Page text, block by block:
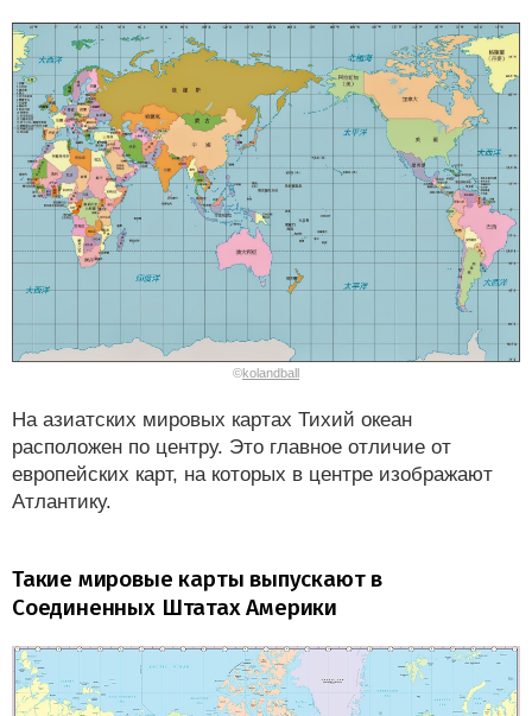
©kolandball
На азиатских мировых картах Тихий океан
расположен по центру. Это главное отличие от
европейских карт, на которых в центре изображают
Атлантику.
Такие мировые карты выпускают в
Соединенных Штатах Америки